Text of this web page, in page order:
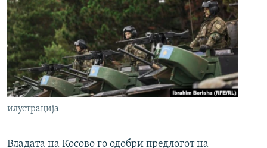
илустрација
Владата на Косово го одобри предлогот на